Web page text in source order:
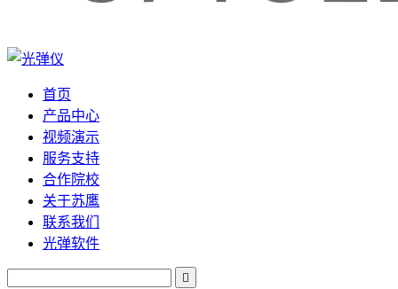
首页
产品中心
视频演示
服务支持
合作院校
关于苏鹰
联系我们
光弹软件